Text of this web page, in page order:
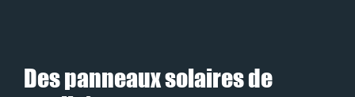
Des panneaux solaires de